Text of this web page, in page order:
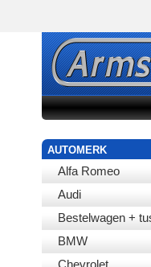
AUTOMERK
Alfa Romeo
Audi
Bestelwagen +
BMW
Chevrolet